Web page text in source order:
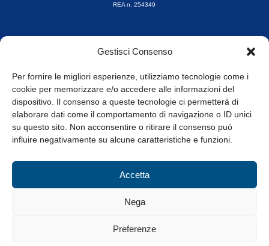
Gestisci Consenso
Per fornire le migliori esperienze, utilizziamo tecnologie come i
cookie per memorizzare e/o accedere alle informazioni del
dispositivo. Il consenso a queste tecnologie ci permetterà di
elaborare dati come il comportamento di navigazione o ID unici
su questo sito. Non acconsentire o ritirare il consenso può
influire negativamente su alcune caratteristiche e funzioni.
Accetta
Nega
Preferenze
REA n. 254349
Orari di apertura
8.30-13.00 / 14.00-17.30
Whistleblowing
© Tutti i diritti riservati
Privacy Policy e Cookie|Informativa Cookie